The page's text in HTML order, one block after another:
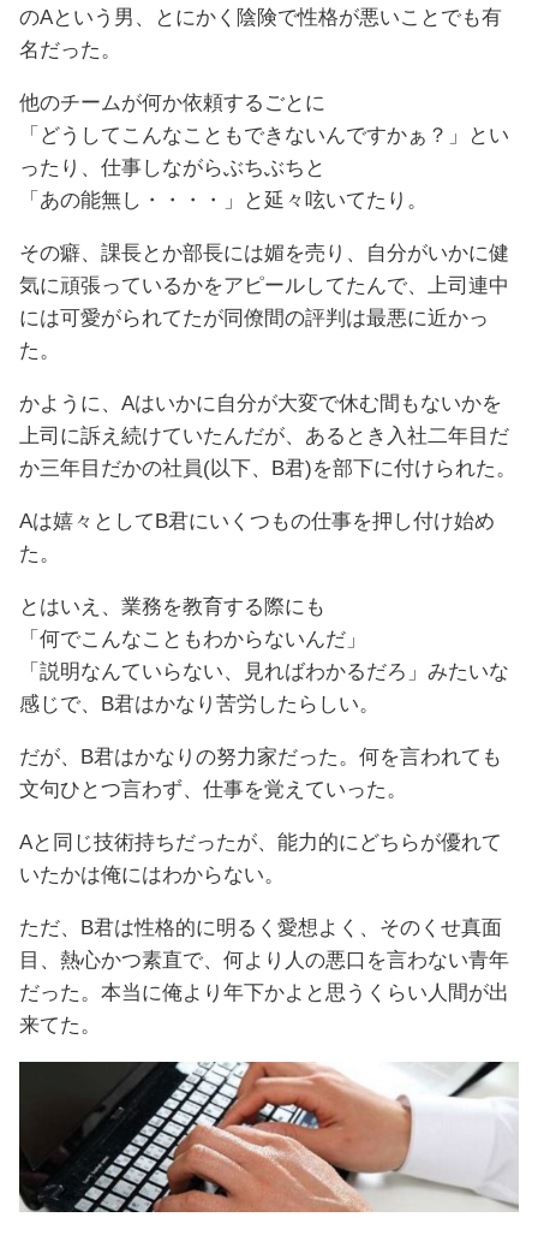
のAという男、とにかく陰険で性格が悪いことでも有
名だった。
他のチームが何か依頼するごとに
「どうしてこんなこともできないんですかぁ？」とい
ったり、仕事しながらぶちぶちと
「あの能無し・・・・」と延々呟いてたり。
その癖、課長とか部長には媚を売り、自分がいかに健
気に頑張っているかをアピールしてたんで、上司連中
には可愛がられてたが同僚間の評判は最悪に近かっ
た。
かように、Aはいかに自分が大変で休む間もないかを
上司に訴え続けていたんだが、あるとき入社二年目だ
か三年目だかの社員(以下、B君)を部下に付けられた。
Aは嬉々としてB君にいくつもの仕事を押し付け始め
た。
とはいえ、業務を教育する際にも
「何でこんなこともわからないんだ」
「説明なんていらない、見ればわかるだろ」みたいな
感じで、B君はかなり苦労したらしい。
だが、B君はかなりの努力家だった。何を言われても
文句ひとつ言わず、仕事を覚えていった。
Aと同じ技術持ちだったが、能力的にどちらが優れて
いたかは俺にはわからない。
ただ、B君は性格的に明るく愛想よく、そのくせ真面
目、熱心かつ素直で、何より人の悪口を言わない青年
だった。本当に俺より年下かよと思うくらい人間が出
来てた。